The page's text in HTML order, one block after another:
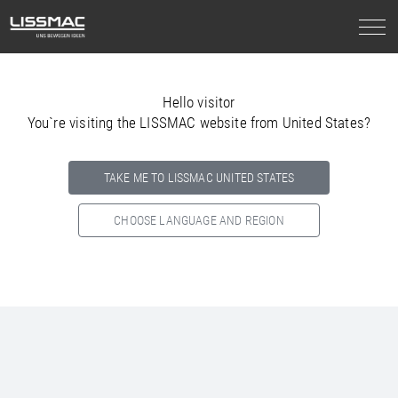
Hello visitor
You`re visiting the LISSMAC website from United States?
TAKE ME TO LISSMAC UNITED STATES
CHOOSE LANGUAGE AND REGION